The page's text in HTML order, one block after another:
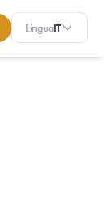
LinguaIT